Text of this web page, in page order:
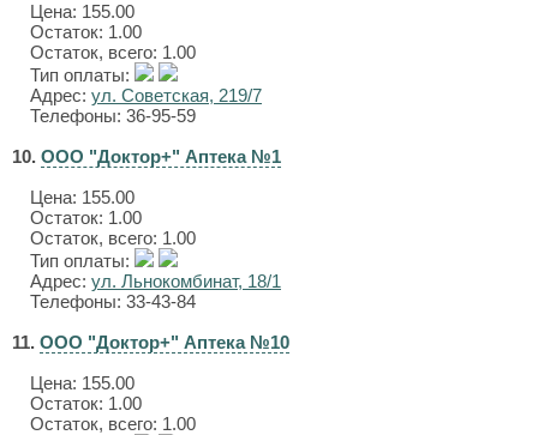
Цена: 155.00
Остаток: 1.00
Остаток, всего: 1.00
Тип оплаты:
Адрес: ул. Советская, 219/7
Телефоны: 36-95-59
10. ООО "Доктор+" Аптека №1
Цена: 155.00
Остаток: 1.00
Остаток, всего: 1.00
Тип оплаты:
Адрес: ул. Льнокомбинат, 18/1
Телефоны: 33-43-84
11. ООО "Доктор+" Аптека №10
Цена: 155.00
Остаток: 1.00
Остаток, всего: 1.00